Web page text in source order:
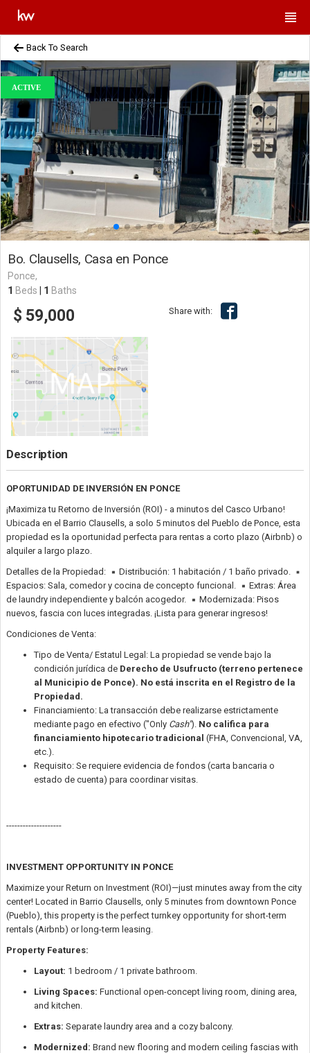
Back To Search
ACTIVE
Bo. Clausells, Casa en Ponce
Ponce,
1 Beds 1 Baths
$ 59,000 Share with:
Description
OPORTUNIDAD DE INVERSIÓN EN PONCE
¡Maximiza tu Retorno de Inversión (ROI) - a minutos del Casco Urbano!
Ubicada en el Barrio Clausells, a solo 5 minutos del Pueblo de Ponce, esta
propiedad es la oportunidad perfecta para rentas a corto plazo (Airbnb) o
alquiler a largo plazo.
Detalles de la Propiedad:
Distribución: 1 habitación / 1 baño privado.
Espacios: Sala, comedor y cocina de concepto funcional.
Extras: Área
de laundry independiente y balcón acogedor.
Modernizada: Pisos
nuevos, fascia con luces integradas. ¡Lista para generar ingresos!
Condiciones de Venta:
Tipo de Venta/ Estatul Legal: La propiedad se vende bajo la
condición jurídica de Derecho de Usufructo (terreno pertenece
al Municipio de Ponce). No está inscrita en el Registro de la
Propiedad.
Financiamiento: La transacción debe realizarse estrictamente
mediante pago en efectivo ("Only Cash"). No califica para
financiamiento hipotecario tradicional (FHA, Convencional, VA,
etc.).
Requisito: Se requiere evidencia de fondos (carta bancaria o
estado de cuenta) para coordinar visitas.
--------------------
INVESTMENT OPPORTUNITY IN PONCE
Maximize your Return on Investment (ROI)—just minutes away from the city
center! Located in Barrio Clausells, only 5 minutes from downtown Ponce
(Pueblo), this property is the perfect turnkey opportunity for short-term
rentals (Airbnb) or long-term leasing.
Property Features:
Layout: 1 bedroom / 1 private bathroom.
Living Spaces: Functional open-concept living room, dining area,
and kitchen.
Extras: Separate laundry area and a cozy balcony.
Modernized: Brand new flooring and modern ceiling fascias with